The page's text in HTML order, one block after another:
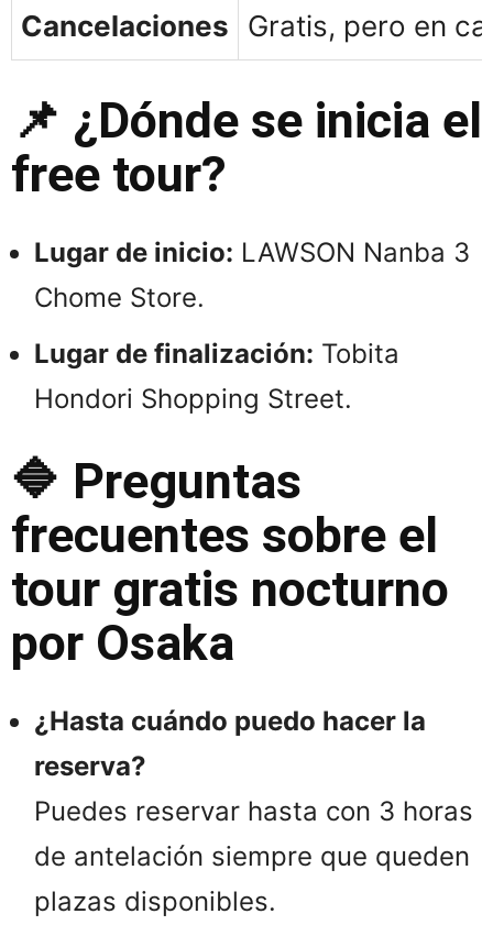
Cancelaciones
Gratis, pero en
📌 ¿Dónde se inicia el
free tour?
Lugar de inicio: LAWSON Nanba 3
Chome Store.
Lugar de finalización: Tobita
Hondori Shopping Street.
🔷 Preguntas
frecuentes sobre el
tour gratis nocturno
por Osaka
¿Hasta cuándo puedo hacer la
reserva?
Puedes reservar hasta con 3 horas
de antelación siempre que queden
plazas disponibles.